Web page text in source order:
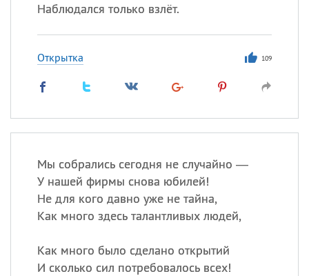
Наблюдался только взлёт.
Открытка 109
Мы собрались сегодня не случайно —
У нашей фирмы снова юбилей!
Не для кого давно уже не тайна,
Как много здесь талантливых людей,
Как много было сделано открытий
И сколько сил потребовалось всех!
Посмотреть значениеи
происхождение